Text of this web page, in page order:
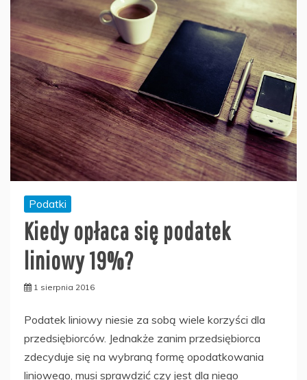
Podatki
Kiedy opłaca się podatek
liniowy 19%?
1 sierpnia 2016
Podatek liniowy niesie za sobą wiele korzyści dla
przedsiębiorców. Jednakże zanim przedsiębiorca
zdecyduje się na wybraną formę opodatkowania
liniowego, musi sprawdzić czy jest dla niego